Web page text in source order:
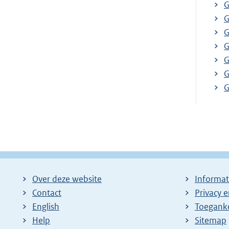
Over deze website
Contact
English
Help
Privacy
Sitemap